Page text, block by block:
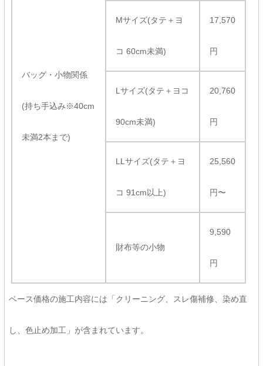
バッグ・小物関係
(持ち手込み※40cm
未満2本まで)
Mサイズ(タテ＋ヨ
コ 60cm未満)
17,570
円
Lサイズ(タテ＋ヨコ
90cm未満)
20,760
円
LLサイズ(タテ＋ヨ
コ 91cm以上)
25,560
円〜
財布等の小物
9,590
円
ベース価格の施工内容には「クリーニング、スレ傷補修、染め直
し、色止め加工」が含まれています。